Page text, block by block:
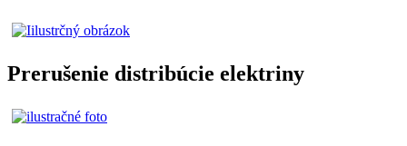
Prerušenie distribúcie elektriny